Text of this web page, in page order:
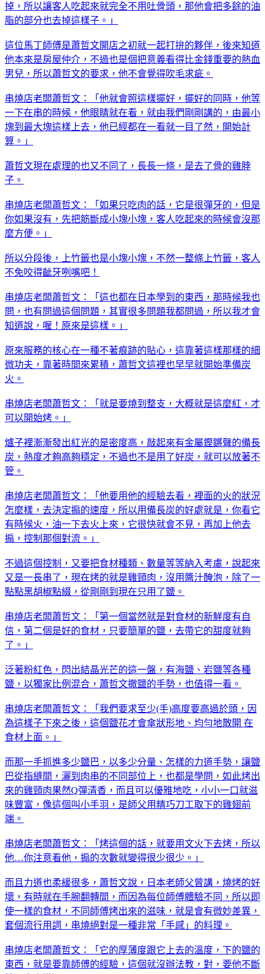
掉，所以讓客人吃起來就完全不用吐骨頭，那他會把多餘的油
脂的部分也去掉這樣子。」
這位馬丁師傅是蕭哲文開店之初就一起打拚的夥伴，後來知道
他本來是房屋仲介，不過也是個把意義看得比金錢重要的熱血
男兒，所以蕭哲文的要求，他不會覺得吹毛求疵。
串燒店老闆蕭哲文：「他就會照這樣擺好，擺好的同時，他等
一下在串的時候，他眼睛就在看，就由我們剛剛講的，由最小
塊到最大塊這樣上去，他已經都在一看就一目了然，開始計
算。」
蕭哲文現在處理的也又不同了，長長一條，是去了骨的雞脖
子。
串燒店老闆蕭哲文：「如果只吃肉的話，它是很彈牙的，但是
你如果沒有，先把筋斷成小塊小塊，客人吃起來的時候會沒那
麼方便。」
所以分段後，上竹籤也是小塊小塊，不然一整條上竹籤，客人
不免咬得齜牙咧嘴吧！
串燒店老闆蕭哲文：「這也都在日本學到的東西，那時候我也
問，也有問過這個問題，其實很多問題我都問過，所以我才會
知道說，喔！原來是這樣。」
原來服務的核心在一種不著痕跡的貼心，這靠著這樣那樣的細
微功夫，靠著時間來累積，蕭哲文這裡也早早就開始準備炭
火。
串燒店老闆蕭哲文：「就是要燒到整支，大概就是這麼紅，才
可以開始烤。」
爐子裡漸漸發出紅光的是密度高，敲起來有金屬鏗鏘聲的備長
炭，熱度才夠高夠穩定，不過也不是用了好炭，就可以放著不
管。
串燒店老闆蕭哲文：「他要用他的經驗去看，裡面的火的狀況
怎麼樣，去決定搧的速度，所以用備長炭的好處就是，你看它
有時候火，油一下去火上來，它很快就會不見，再加上他去
搧，控制那個對流。」
不過這個控制，又要把食材種類、數量等等納入考慮，說起來
又是一長串了，現在烤的就是雞頸肉，沒用醬汁醃泡，除了一
點點黑胡椒點綴，從剛剛到現在只用了鹽。
串燒店老闆蕭哲文：「第一個當然就是對食材的新鮮度有自
信，第二個是好的食材，只要簡單的鹽，去帶它的甜度就夠
了。」
泛著粉紅色，閃出結晶光芒的這一盤，有海鹽、岩鹽等各種
鹽，以獨家比例混合，蕭哲文撒鹽的手勢，也值得一看。
串燒店老闆蕭哲文：「我們要求至少(手)高度要高過於頭，因
為這樣子下來之後，這個鹽花才會傘狀形地、均勻地散開 在
食材上面。」
而那一手抓進多少鹽巴，以多少分量、怎樣的力道手勢，讓鹽
巴從指縫間，灑到肉串的不同部位上，也都是學問，如此烤出
來的雞頸肉果然Q彈清香，而且可以優雅地吃，小小一口就滋
味豐富，像這個叫小手羽，是師父用精巧刀工取下的雞翅前
端。
串燒店老闆蕭哲文：「烤這個的話，就要用文火下去烤，所以
他…你注意看他，搧的次數就變得很少很少。」
而且力道也柔緩很多，蕭哲文說，日本老師父曾講，燒烤的好
壞，有時就在手腕翻轉間，而因為每位師傅體驗不同，所以即
使一樣的食材，不同師傅烤出來的滋味，就是會有微妙差異，
套個流行用詞，串燒絕對是一種非常「手感」的料理。
串燒店老闆蕭哲文：「它的厚薄度跟它上去的溫度，下的鹽的
東西，就是要靠師傅的經驗，這個就沒辦法教，對，要他不斷